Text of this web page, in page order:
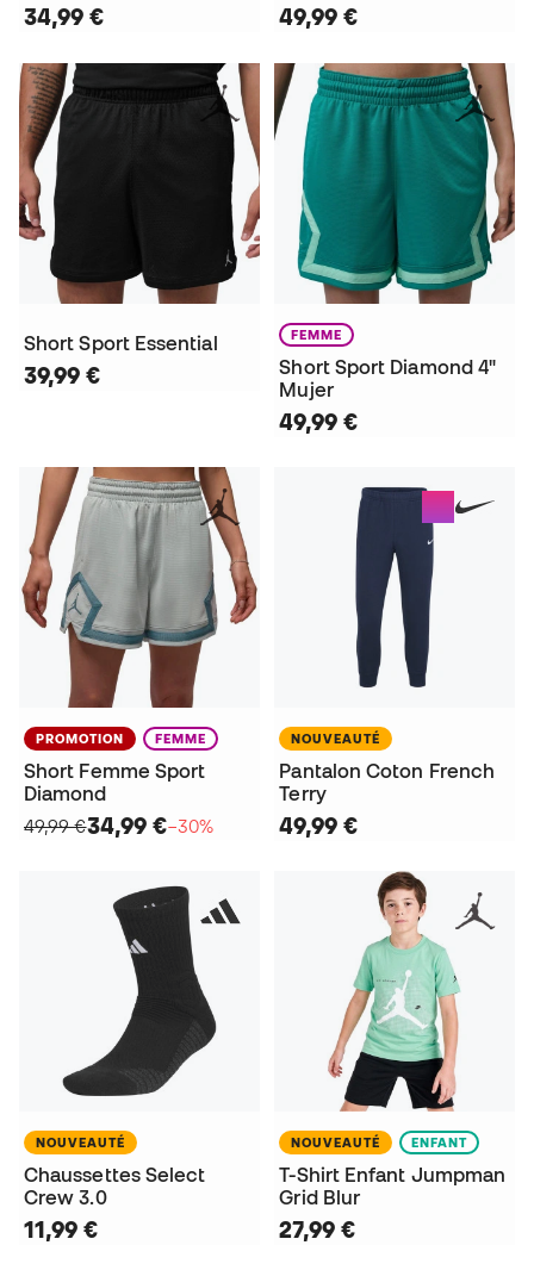
34,99 € 49,99 €
Short Sport Essential
39,99 €
FEMME
Short Sport Diamond 4"
Mujer
49,99 €
PROMOTION FEMME
Short Femme Sport
Diamond
49,99 €34,99 €−30%
NOUVEAUTÉ
Pantalon Coton French
Terry
49,99 €
NOUVEAUTÉ
Chaussettes Select
Crew 3.0
11,99 €
NOUVEAUTÉ ENFANT
T-Shirt Enfant Jumpman
Grid Blur
27,99 €